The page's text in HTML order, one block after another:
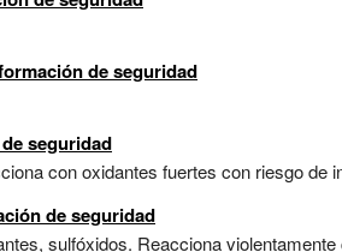
de seguridad
seguridad
con oxidantes fuertes con riesgo de
de seguridad
sulfóxidos. Reacciona